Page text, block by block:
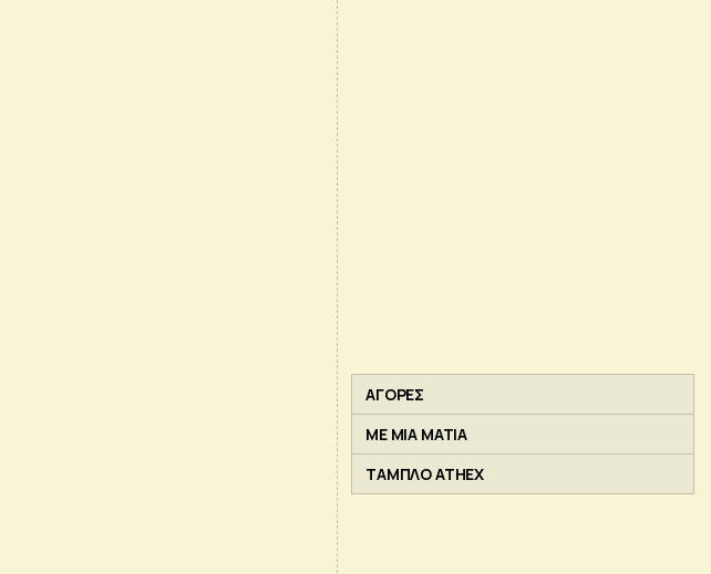
ΑΓΟΡΕΣ
ΜΕ ΜΙΑ ΜΑΤΙΑ
ΤΑΜΠΛΟ ATHEX